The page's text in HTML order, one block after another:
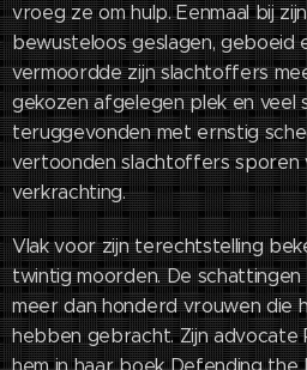
vroeg ze om hulp. Eenmaal bij
bewusteloos geslagen, geboeid
vermoordde zijn slachtoffers
gekozen afgelegen plek en
teruggevonden met ernstig
vertoonden slachtoffers sporen
verkrachting.
Vlak voor zijn terechtstelling
twintig moorden. De
meer dan honderd vrouwen die
hebben gebracht. Zijn advocate